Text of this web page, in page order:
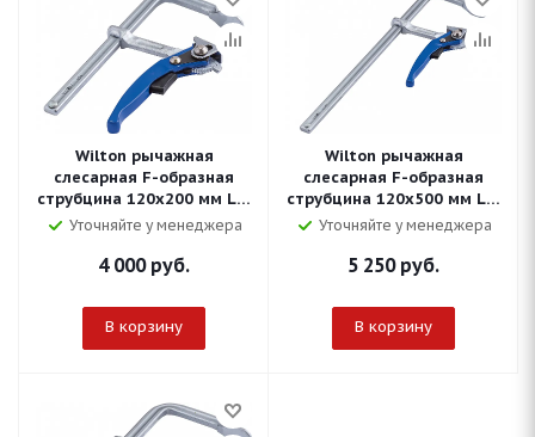
Wilton рычажная
слесарная F-образная
струбцина 120х200 мм LC-
8
Уточняйте у менеджера
4 000руб.
В корзину
Wilton рычажная
слесарная F-образная
струбцина 120х500 мм LC-
20
Уточняйте у менеджера
5 250руб.
В корзину